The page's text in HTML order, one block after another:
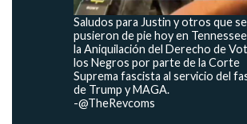
Saludos para Justin y otros que se
pusieron de pie hoy en
la Aniquilación del Derecho de
los Negros por parte de la Corte
Suprema fascista al servicio del
de Trump y MAGA.
-@TheRevcoms